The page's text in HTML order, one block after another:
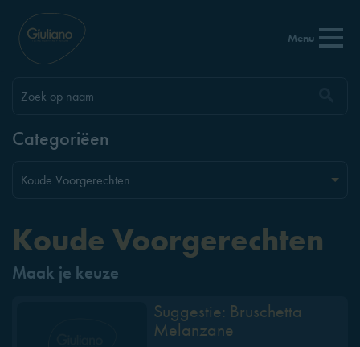
Menu
Categoriëen
Koude Voorgerechten
Maak je keuze
Suggestie: Bruschetta
Melanzane